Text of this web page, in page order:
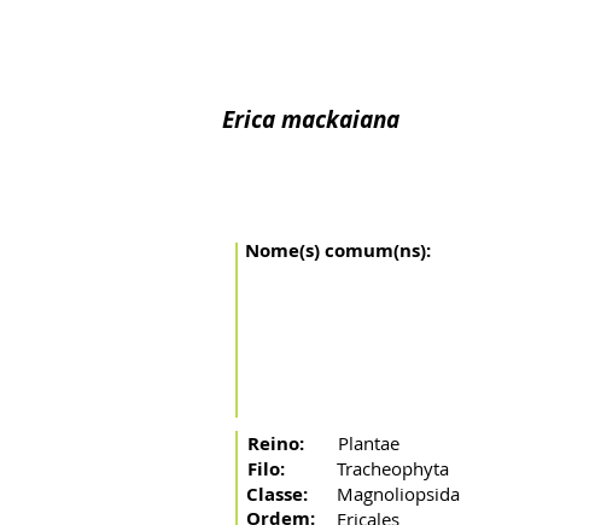
Erica mackaiana
Nome(s) comum(ns):
Reino: Plantae
Filo:
Tracheophyta
Magnoliopsida
Classe:
Ericales
Ordem: